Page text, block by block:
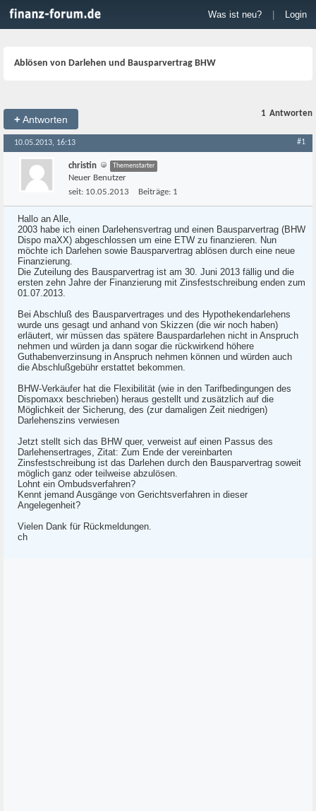
Was ist neu? Login
Ablösen von Darlehen und Bausparvertrag BHW
+Antworten
1 Antworten
10.05.2013, 16:13 #1
christin Themenstarter
Neuer Benutzer
seit: 10.05.2013 Beiträge: 1
Hallo an Alle,
2003 habe ich einen Darlehensvertrag und einen Bausparvertrag (BHW
Dispo maXX) abgeschlossen um eine ETW zu finanzieren. Nun
möchte ich Darlehen sowie Bausparvertrag ablösen durch eine neue
Finanzierung.
Die Zuteilung des Bausparvertrag ist am 30. Juni 2013 fällig und die
ersten zehn Jahre der Finanzierung mit Zinsfestschreibung enden zum
01.07.2013.
Bei Abschluß des Bausparvertrages und des Hypothekendarlehens
wurde uns gesagt und anhand von Skizzen (die wir noch haben)
erläutert, wir müssen das spätere Bauspardarlehen nicht in Anspruch
nehmen und würden ja dann sogar die rückwirkend höhere
Guthabenverzinsung in Anspruch nehmen können und würden auch
die Abschlußgebühr erstattet bekommen.
BHW-Verkäufer hat die Flexibilität (wie in den Tarifbedingungen des
Dispomaxx beschrieben) heraus gestellt und zusätzlich auf die
Möglichkeit der Sicherung, des (zur damaligen Zeit niedrigen)
Darlehenszins verwiesen
Jetzt stellt sich das BHW quer, verweist auf einen Passus des
Darlehensertrages, Zitat: Zum Ende der vereinbarten
Zinsfestschreibung ist das Darlehen durch den Bausparvertrag soweit
möglich ganz oder teilweise abzulösen.
Lohnt ein Ombudsverfahren?
Kennt jemand Ausgänge von Gerichtsverfahren in dieser
Angelegenheit?
Vielen Dank für Rückmeldungen.
ch